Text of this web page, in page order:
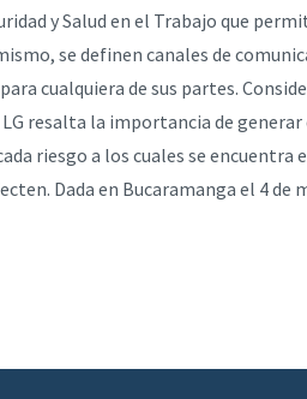
y Salud en el Trabajo que
se definen canales de
cualquiera de sus partes.
resalta la importancia de
riesgo a los cuales se encuentra
Dada en Bucaramanga el 4 de